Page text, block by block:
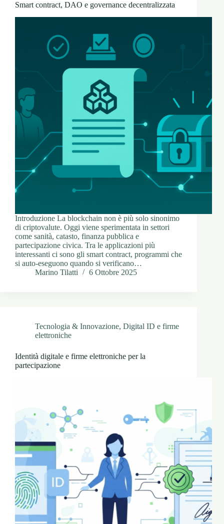
Smart contract, DAO e governance decentralizzata
Introduzione La blockchain non è più solo sinonimo
di criptovalute. Oggi viene sperimentata in settori
come sanità, catasto, finanza pubblica e
partecipazione civica. Tra le applicazioni più
interessanti ci sono gli smart contract, programmi che
si auto-eseguono quando si verificano…
Marino Tilatti
6 Ottobre 2025
Tecnologia & Innovazione, Digital ID e firme
elettroniche
Identità digitale e firme elettroniche per la
partecipazione